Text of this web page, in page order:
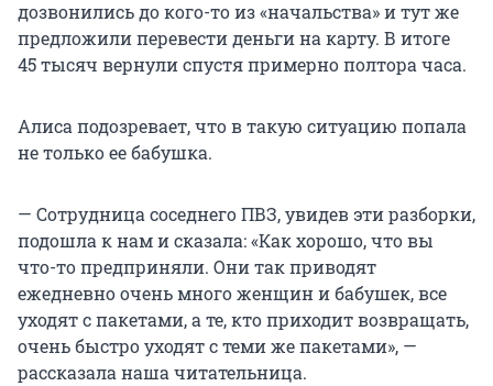
дозвонились до кого-то из «начальства» и тут же
предложили перевести деньги на карту. В итоге
45 тысяч вернули спустя примерно полтора часа.
Алиса подозревает, что в такую ситуацию попала
не только ее бабушка.
— Сотрудница соседнего ПВЗ, увидев эти разборки,
подошла к нам и сказала: «Как хорошо, что вы
что-то предприняли. Они так приводят
ежедневно очень много женщин и бабушек, все
уходят с пакетами, а те, кто приходит возвращать,
очень быстро уходят с теми же пакетами», —
рассказала наша читательница.